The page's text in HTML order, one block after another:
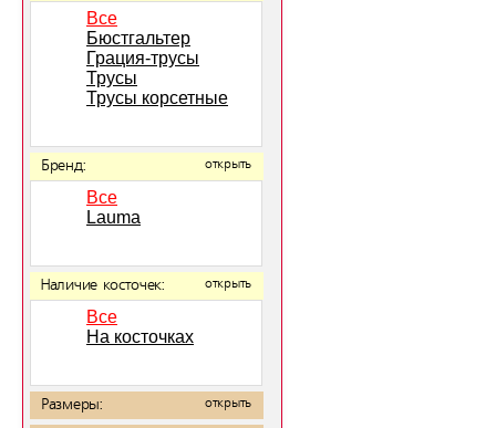
Все
Бюстгальтер
Грация-трусы
Трусы
Трусы корсетные
Бренд: открыть
Все
Lauma
Наличие косточек: открыть
Все
На косточках
Размеры: открыть